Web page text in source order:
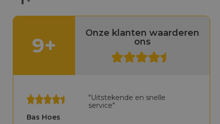
voor gebruik in de voedingsmiddelen- en
drankenindustrie. Ze zijn gebaseerd op een
vloeistoffen en geselecteerde additieven die
zijn gekozen vanwege hun vermogen om te
voldoen aan de strenge eisen van de
voedingsmiddelen- en drankenindustrie.
Meer info
9+
Onze klanten waarderen
ons
Bas Hoes
"Uitstekende en snelle
service"